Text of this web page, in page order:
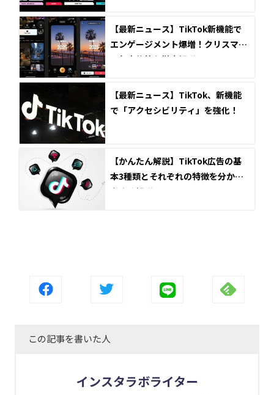
【最新ニュース】TikTok新機能で
エンゲージメント爆増！クリスマス
＆年末施策を徹底解説
【最新ニュース】TikTok、新機能
で「アクセシビリティ」を強化！
【かんたん解説】TikTok広告の基
本3種類とそれぞれの特徴を分かり
やすく解説
この記事を書いた人
インスタラボライター